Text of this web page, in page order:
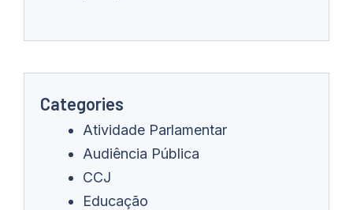
Categories
Atividade Parlamentar
Audiência Pública
CCJ
Educação